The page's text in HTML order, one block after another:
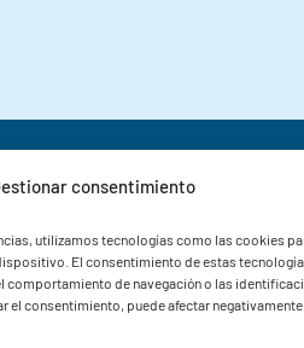
consentimiento
utilizamos tecnologías como las cookies
El consentimiento de estas
de navegación o las
el consentimiento, puede afectar
Mariñas CSIC